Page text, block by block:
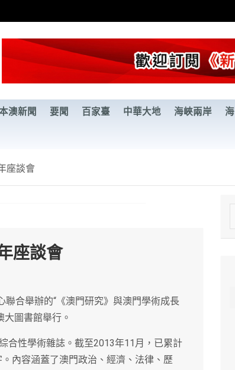
澳新聞 要聞 百家臺 中華大地 海峽兩岸
座談會
座談會
聯合舉辦的“《澳門研究》與澳門學術成長
圖書館舉行。
合性學術雜誌。截至2013年11月，已累計
內容涵蓋了澳門政治、經濟、法律、歷
e